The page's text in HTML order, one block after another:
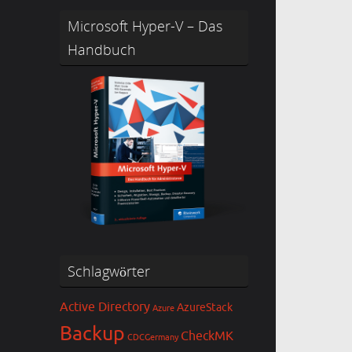
Microsoft Hyper-V – Das
Handbuch
Schlagwörter
Active Directory Azure AzureStack
Backup CDCGermany CheckMK